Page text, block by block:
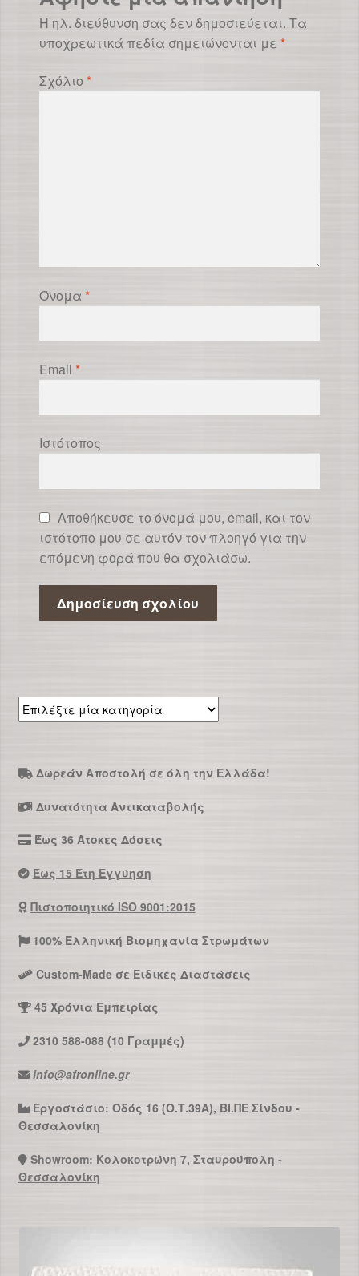
Η ηλ. διεύθυνση σας δεν δημοσιεύεται. Τα
υποχρεωτικά πεδία σημειώνονται με *
Σχόλιο *
Όνομα *
Email *
Ιστότοπος
Αποθήκευσε το όνομά μου, email, και τον
ιστότοπο μου σε αυτόν τον πλοηγό για την
επόμενη φορά που θα σχολιάσω.
Επιλέξτε
μία
Δωρεάν Αποστολή σε όλη την Ελλάδα!
Δυνατότητα Αντικαταβολής
Έως 36 Άτοκες Δόσεις
Έως 15 Έτη Εγγύηση
Πιστοποιητικό ISO 9001:2015
100% Ελληνική Βιομηχανία Στρωμάτων
Custom-Made σε Ειδικές Διαστάσεις
45 Χρόνια Εμπειρίας
2310 588-088 (10 Γραμμές)
info@afronline.gr
Εργοστάσιο: Οδός 16 (Ο.Τ.39Α), ΒΙ.ΠΕ Σίνδου -
Θεσσαλονίκη
Showroom: Κολοκοτρώνη 7, Σταυρούπολη -
Θεσσαλονίκη